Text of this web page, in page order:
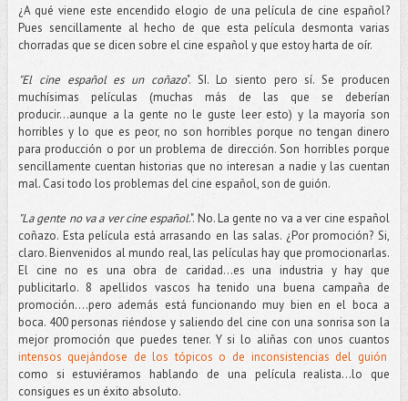
¿A qué viene este encendido elogio de una película de cine español?
Pues sencillamente al hecho de que esta película desmonta varias
chorradas que se dicen sobre el cine español y que estoy harta de oír.
"El cine español es un coñazo". SI. Lo siento pero sí. Se producen
muchísimas películas (muchas más de las que se deberían
producir...aunque a la gente no le guste leer esto) y la mayoría son
horribles y lo que es peor, no son horribles porque no tengan dinero
para producción o por un problema de dirección. Son horribles porque
sencillamente cuentan historias que no interesan a nadie y las cuentan
mal. Casi todo los problemas del cine español, son de guión.
"La gente no va a ver cine español.". No. La gente no va a ver cine español
coñazo. Esta película está arrasando en las salas. ¿Por promoción? Si,
claro. Bienvenidos al mundo real, las películas hay que promocionarlas.
El cine no es una obra de caridad...es una industria y hay que
publicitarlo. 8 apellidos vascos ha tenido una buena campaña de
promoción....pero además está funcionando muy bien en el boca a
boca. 400 personas riéndose y saliendo del cine con una sonrisa son la
mejor promoción que puedes tener. Y si lo aliñas con unos cuantos
intensos quejándose de los tópicos o de inconsistencias del guión
como si estuviéramos hablando de una película realista...lo que
consigues es un éxito absoluto.